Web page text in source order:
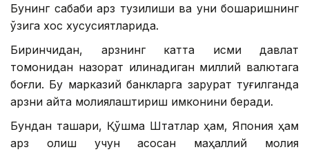
Бунинг сабаби қарз тузилиши ва уни бошқаришнинг
ўзига хос хусусиятларида.
Биринчидан, қарзнинг катта қисми давлат
томонидан назорат қилинадиган миллий валютага
боғлиқ. Бу марказий банкларга зарурат туғилганда
қарзни қайта молиялаштириш имконини беради.
Бундан ташқари, Қўшма Штатлар ҳам, Япония ҳам
қарз олиш учун асосан маҳаллий молия